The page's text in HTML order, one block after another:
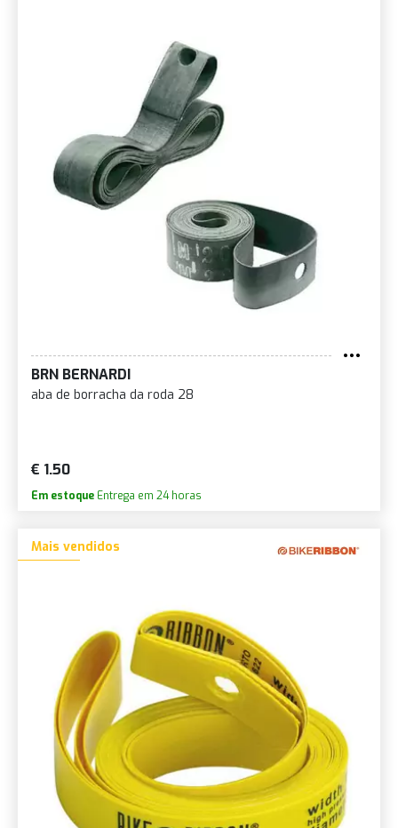
BRN BERNARDI
aba de borracha da roda 28
€ 1.50
Em estoque Entrega em 24 horas
Mais vendidos